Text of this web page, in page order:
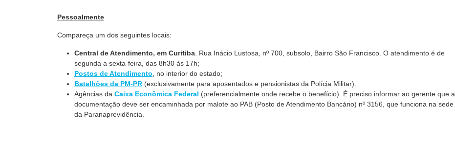
Pessoalmente
Compareça um dos seguintes locais:
Central de Atendimento, em Curitiba . Rua Inácio Lustosa, nº 700, subsolo, Bairro São Francisco. O atendimento é de
segunda a sexta-feira, das 8h30 às 17h;
Postos de Atendimento , no interior do estado;
Batalhões da PM-PR (exclusivamente para aposentados e pensionistas da Polícia Militar).
Agências da Caixa Econômica Federal (preferencialmente onde recebe o benefício). É preciso informar ao gerente que a
documentação deve ser encaminhada por malote ao PAB (Posto de Atendimento Bancário) nº 3156, que funciona na sede
da Paranaprevidência.